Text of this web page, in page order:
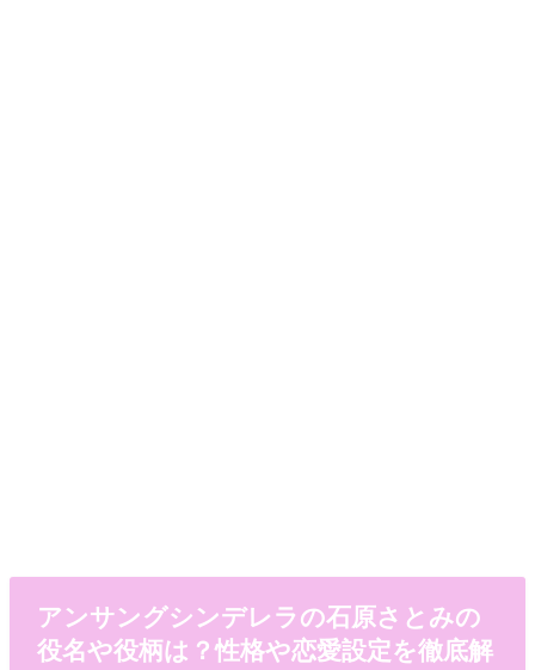
アンサングシンデレラの石原さとみの
役名や役柄は？性格や恋愛設定を徹底解